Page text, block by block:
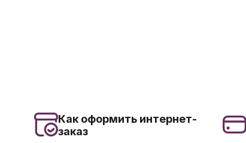
Как оформить интернет-
заказ